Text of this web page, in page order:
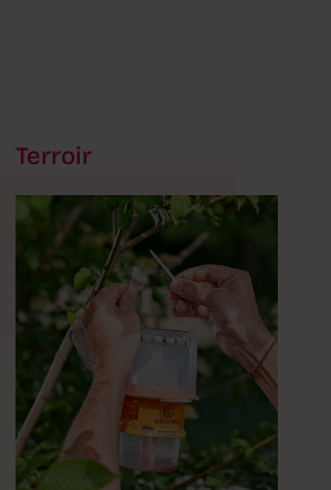
Terroir